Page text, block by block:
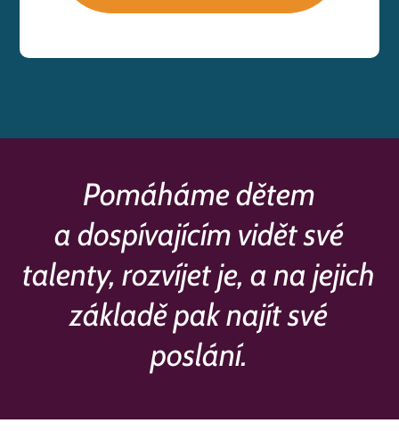
Pomáháme dětem
a dospívajícím vidět své
talenty, rozvíjet je, a na jejich
základě pak najít své
poslání.